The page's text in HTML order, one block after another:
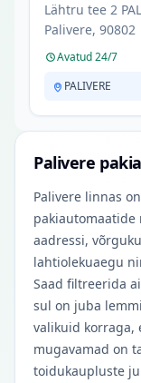
Lähtru tee 2
Palivere, 90802
Avatud 24/7
PALIVERE
Palivere
Palivere linnas
pakiautomaatide
aadressi,
lahtiolekuaegu
Saad filtreerida
sul on juba
valikuid korraga,
mugavamad on
toidukaupluste